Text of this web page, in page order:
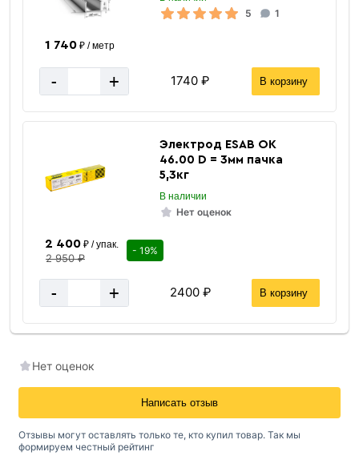
5 1
1 740₽ / метр
- + 1740 ₽ В корзину
Электрод ESAB ОК
46.00 D = 3мм пачка
5,3кг
В наличии
Нет оценок
2 400₽ / упак.
2 950 ₽
- 19%
- + 2400 ₽ В корзину
Нет оценок
Написать отзыв
Отзывы могут оставлять только те, кто купил товар. Так мы
формируем честный рейтинг